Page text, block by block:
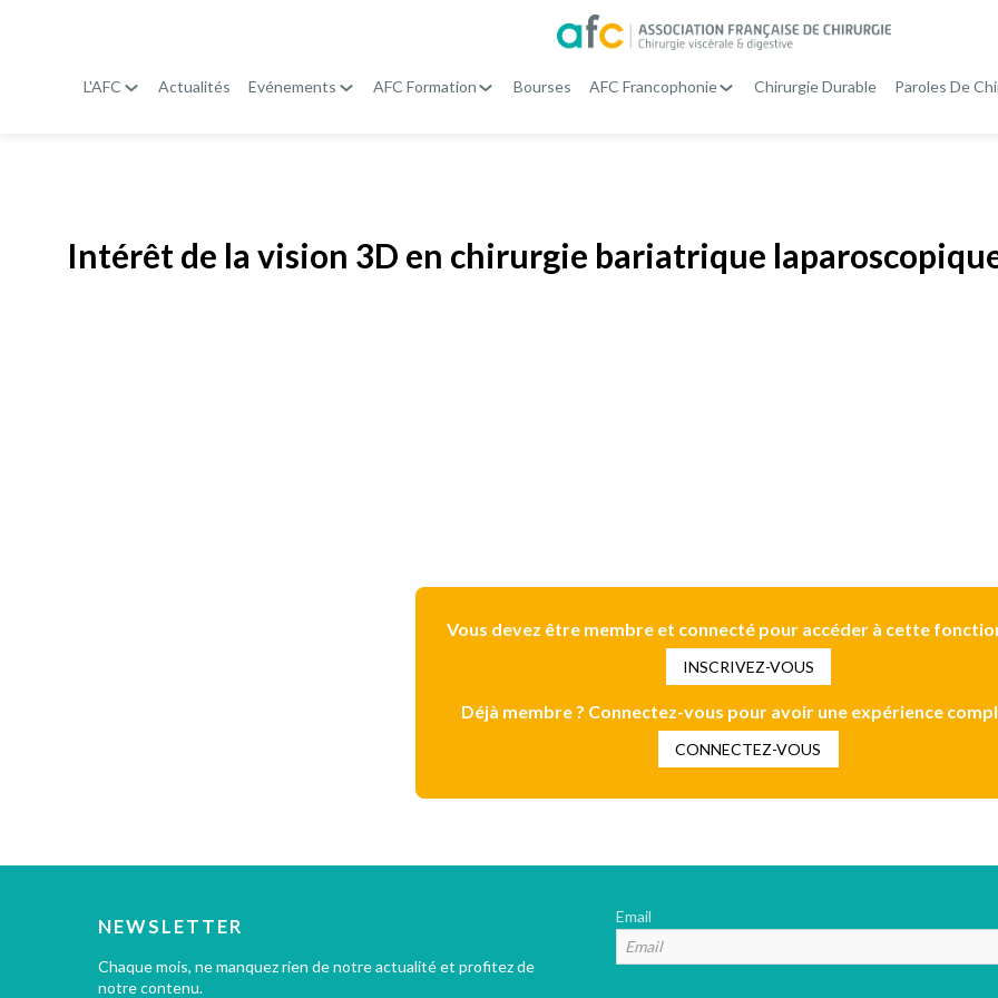
L'AFC Actualités Evénements AFC Formation Bourses AFC Francophonie Chirurgie Durable Paroles De
Intérêt de la vision 3D en chirurgie bariatrique
Vous devez être membre et connecté pour accéder à cette
INSCRIVEZ-VOUS
Déjà membre ? Connectez-vous pour avoir une expérience
CONNECTEZ-VOUS
NEWSLETTER
Chaque mois, ne manquez rien de notre actualité et profitez de
notre contenu.
Email